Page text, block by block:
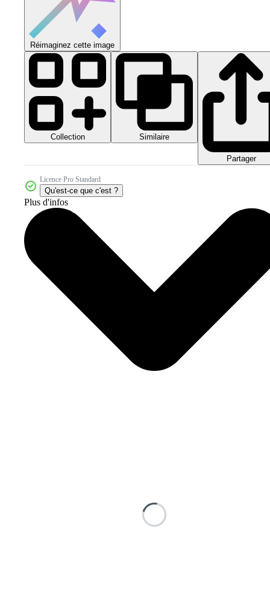
Réimaginez cette image
Collection Similaire
Partager
Licence Pro Standard
Qu'est-ce que c'est ?
Plus d'infos